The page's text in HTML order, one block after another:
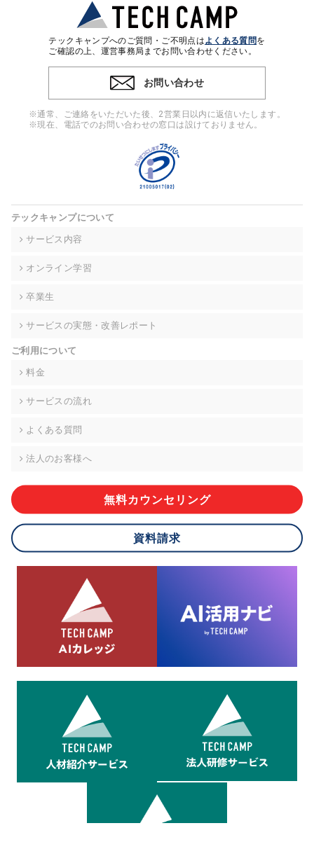
・個人(法人の場合は担当者)を識別できない形式に加工した統
計情報の作成および利用
※上記の利用目的に基づいた本人への連絡及び配信について
4. 個人情報の第三者提供
ンをとるために、氏名等の一部の情報をサービス内で使用する
チャットツールで発信することにより、本サービスの他の利用
者等に提供することがあります。
当社は事業運営上、前項利用目的の範囲に限って個人情報を外
高い委託先を選定し、個人情報の適正管理・機密保持について
個人情報の開示等(利用目的の通知、開示、内容の訂正・追加・
て、下記の当社問合わせ窓口に申し出ることができます。その
的な期間内に対応いたします。ただし、申請が本人確認が不可
により、ご希望に添えない場合があります。 なお、アクセスロ
グなどの個人情報以外の情報については、原則として開示等は
株式会社div 個人情報問合せ窓口
メールアドレス:privacy_policy@di-v.co.jp
ご本人様が当社に個人情報を提供されるかどうかは任意による
応ができない場合があります。
8.cookieにより取得・分析した情報とその利用について
当社は第三者が運営するデータ・マネジメント・プラットフォ
ームからcookieにより収集されたウェブの閲覧機歴及びその分
析結果を取得し、これをお客様の個人データと結びつけた上
で、広告配信等の目的で利用いたします。
テックキャンプへのご質問・ご不明点はよくある質問を
ご確認の上、運営事務局までお問い合わせください。
お問い合わせ
※通常、ご連絡をいただいた後、2営業日以内に返信いたします。
※現在、電話でのお問い合わせの窓口は設けておりません。
テックキャンプについて
サービス内容
オンライン学習
卒業生
サービスの実態・改善レポート
ご利用について
料金
サービスの流れ
よくある質問
法人のお客様へ
無料カウンセリング
資料請求